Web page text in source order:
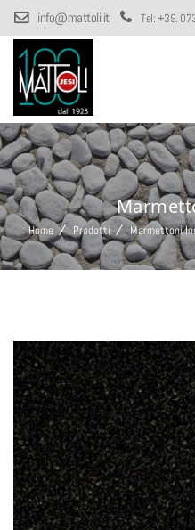
info@mattoli.it Tel:+39.
Home Prodotti Marmettoni